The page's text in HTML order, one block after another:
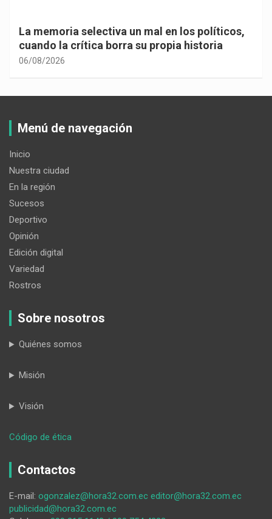
La memoria selectiva un mal en los políticos,
cuando la crítica borra su propia historia
06/08/2026
Menú de navegación
Inicio
Nuestra ciudad
En la región
Sucesos
Deportivo
Opinión
Edición digital
Variedad
Rostros
Sobre nosotros
Quiénes somos
Misión
Visión
Código de ética
en
también
dio
Contactos
E-mail: ogonzalez@hora32.com.ec editor@hora32.com.ec
publicidad@hora32.com.ec